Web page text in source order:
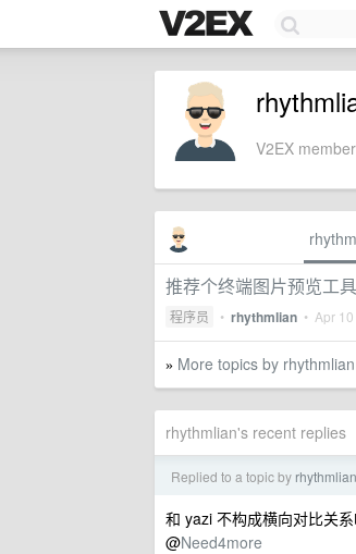
V2EX
推荐个终端图片预览工
程序员 • rhythmlian • Apr 10
» More topics by rhythmlian
rhythmlian's recent replies
Replied to a topic by rhythmlian
和 yazi 不构成横向对比关
@Need4more